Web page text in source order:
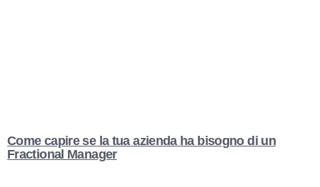
Come capire se la tua azienda ha bisogno di un
Fractional Manager